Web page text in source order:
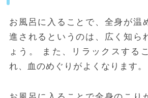
お風呂に入ることで、全身が温
進されるというのは、広く知ら
ょう。
また、リラックスする
れ、血のめぐりがよくなります。